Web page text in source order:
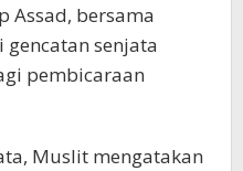
Assad, bersama
gencatan senjata
pembicaraan
Muslit mengatakan